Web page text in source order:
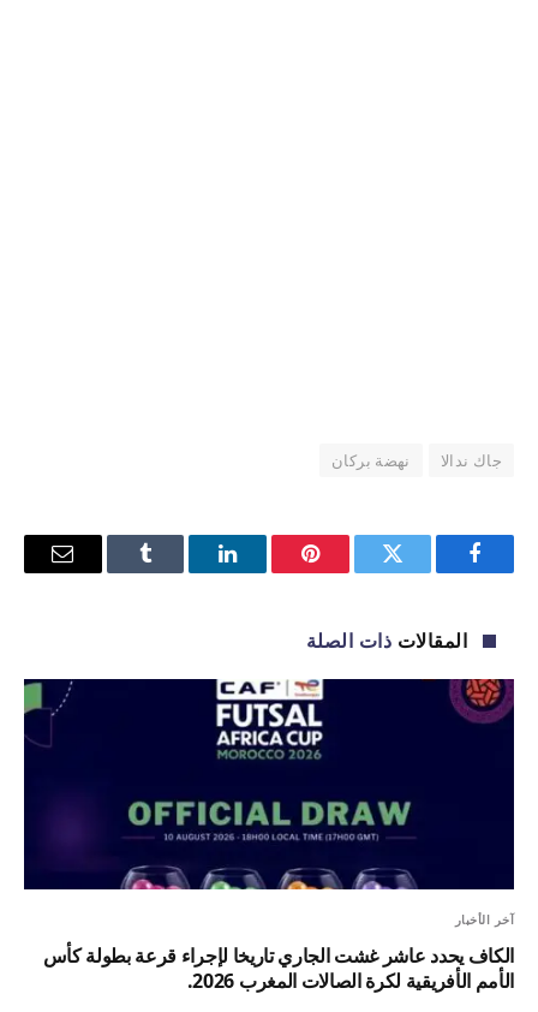
جاك ندالا نهضة بركان
فيسبوك تويتر بينتيريستلينكدإن Tumblr
البريد
المقالات ذات الصلة
آخر الأخبار
الكاف يحدد عاشر غشت الجاري تاريخا لإجراء قرعة بطولة كأس
الأمم الأفريقية لكرة الصالات المغرب 2026.